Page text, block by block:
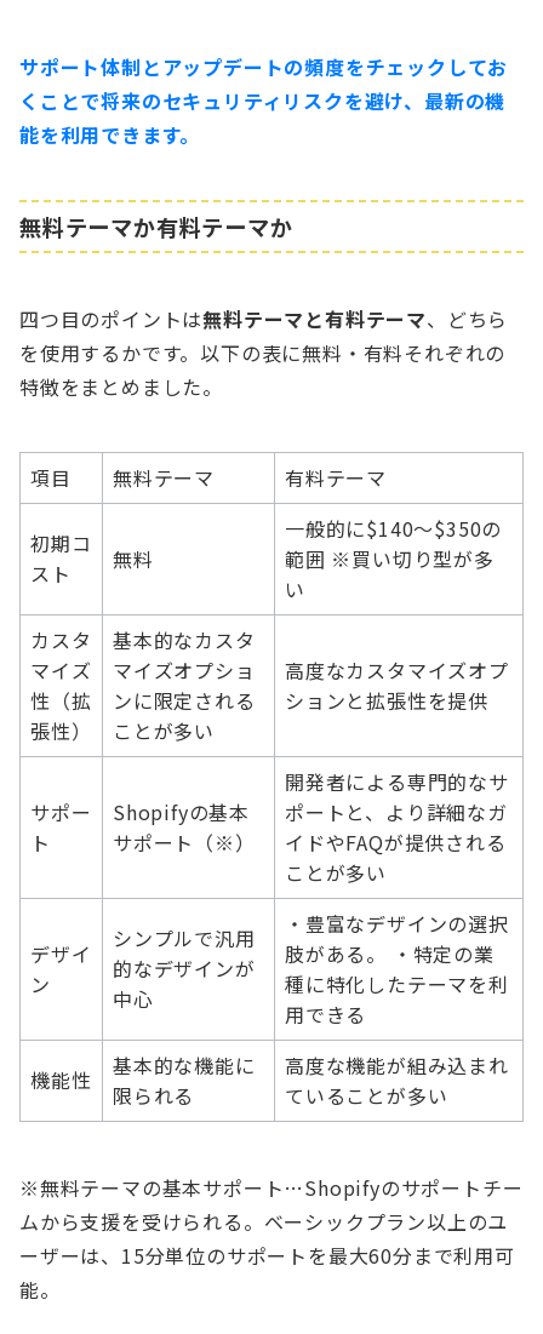
サポート体制とアップデートの頻度をチェックしてお
くことで将来のセキュリティリスクを避け、最新の機
能を利用できます。
無料テーマか有料テーマか
四つ目のポイントは無料テーマと有料テーマ、どちら
を使用するかです。以下の表に無料・有料それぞれの
特徴をまとめました。
項目 無料テーマ 有料テーマ
初期コ
スト
無料
一般的に$140～$350の
範囲 ※買い切り型が多
い
カスタ
マイズ
性（拡
張性）
基本的なカスタ
マイズオプショ
ンに限定される
ことが多い
高度なカスタマイズオプ
ションと拡張性を提供
サポー
ト
Shopifyの基本
サポート（※）
開発者による専門的なサ
ポートと、より詳細なガ
イドやFAQが提供される
ことが多い
デザイ
ン
シンプルで汎用
的なデザインが
中心
・豊富なデザインの選択
肢がある。 ・特定の業
種に特化したテーマを利
用できる
機能性
基本的な機能に
限られる
高度な機能が組み込まれ
ていることが多い
※無料テーマの基本サポート…Shopifyのサポートチー
ムから支援を受けられる。ベーシックプラン以上のユ
ーザーは、15分単位のサポートを最大60分まで利用可
能。